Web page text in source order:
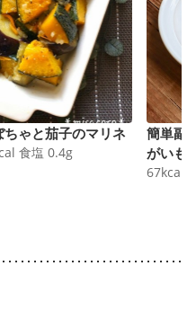
ちゃと茄子のマリネ
食塩 0.4g
簡単副
がいも
67kcal